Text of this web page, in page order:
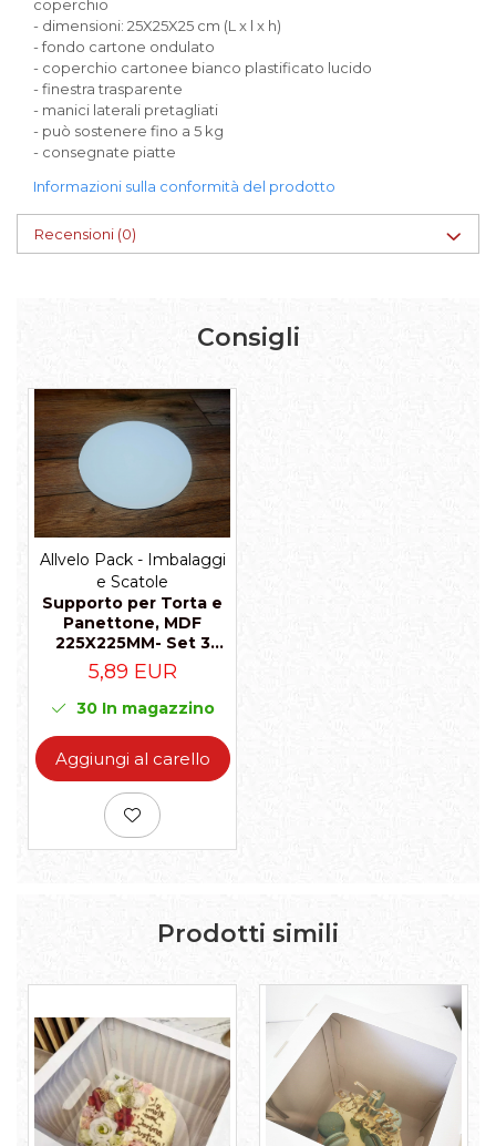
coperchio
- dimensioni: 25X25X25 cm (L x l x h)
- fondo cartone ondulato
- coperchio cartonee bianco plastificato lucido
- finestra trasparente
- manici laterali pretagliati
- può sostenere fino a 5 kg
- consegnate piatte
Informazioni sulla conformità del prodotto
Recensioni (0)
Consigli
Allvelo Pack - Imbalaggi
e Scatole
Supporto per Torta e
Panettone, MDF
225X225MM- Set 3
pezzi
5,89 EUR
30In magazzino
Aggiungi al carello
Prodotti simili